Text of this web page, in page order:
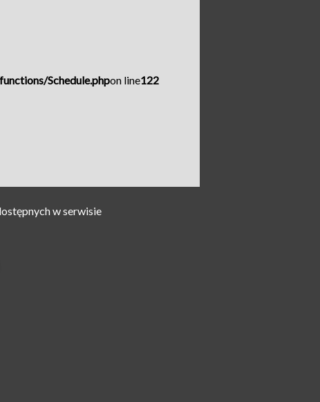
Schedule.phpon line122
w serwisie